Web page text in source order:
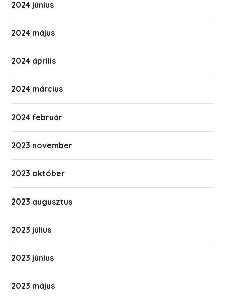
2024 június
2024 május
2024 április
2024 március
2024 február
2023 november
2023 október
2023 augusztus
2023 július
2023 június
2023 május